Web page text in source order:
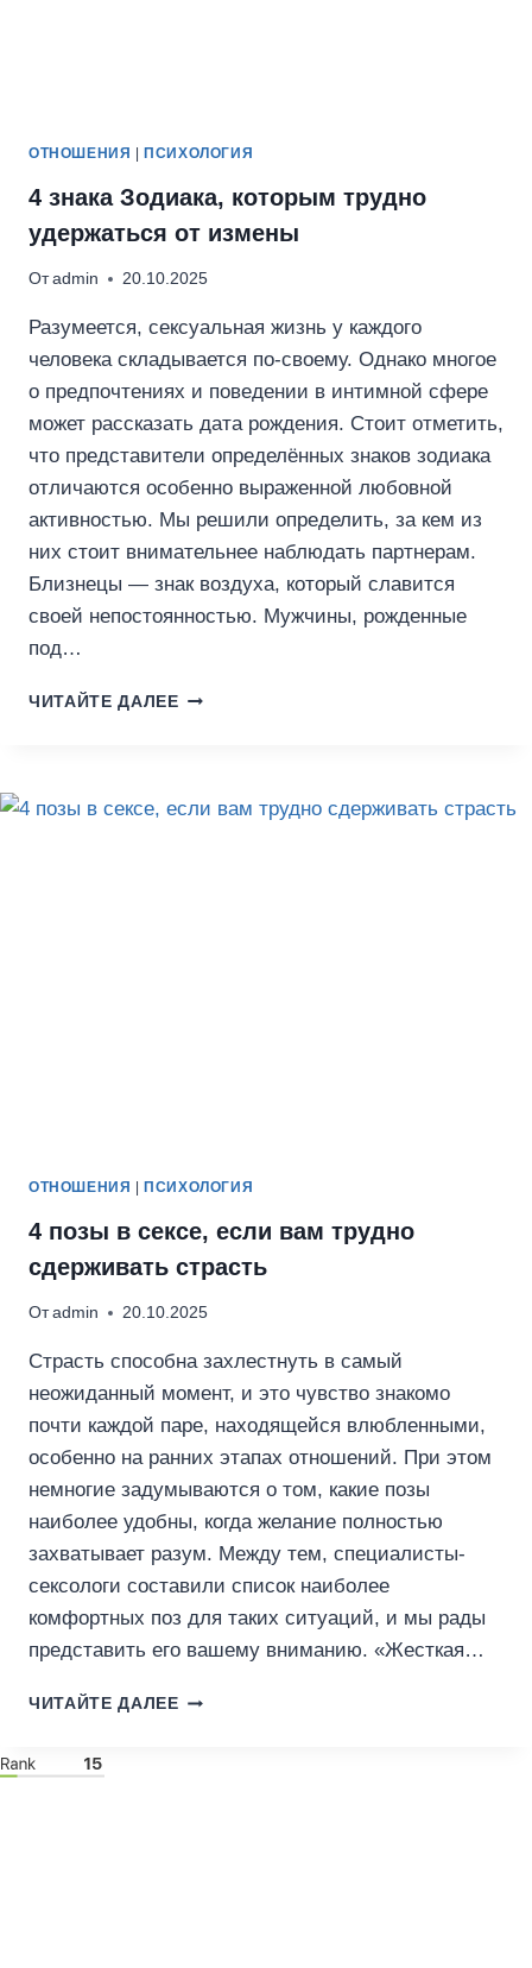
ОТНОШЕНИЯ |ПСИХОЛОГИЯ
4 знака Зодиака, которым трудно
удержаться от измены
От admin 20.10.2025
Разумеется, сексуальная жизнь у каждого
человека складывается по-своему. Однако многое
о предпочтениях и поведении в интимной сфере
может рассказать дата рождения. Стоит отметить,
что представители определённых знаков зодиака
отличаются особенно выраженной любовной
активностью. Мы решили определить, за кем из
них стоит внимательнее наблюдать партнерам.
Близнецы — знак воздуха, который славится
своей непостоянностью. Мужчины, рожденные
под…
ЧИТАЙТЕ ДАЛЕЕ4
УДЕРЖАТЬСЯ
ОТНОШЕНИЯ ПСИХОЛОГИЯ
4 позы в сексе, если вам трудно
сдерживать страсть
От admin 20.10.2025
Страсть способна захлестнуть в самый
неожиданный момент, и это чувство знакомо
почти каждой паре, находящейся влюбленными,
особенно на ранних этапах отношений. При этом
немногие задумываются о том, какие позы
наиболее удобны, когда желание полностью
захватывает разум. Между тем, специалисты-
сексологи составили список наиболее
комфортных поз для таких ситуаций, и мы рады
представить его вашему вниманию. «Жесткая…
ЧИТАЙТЕ ДАЛЕЕ4